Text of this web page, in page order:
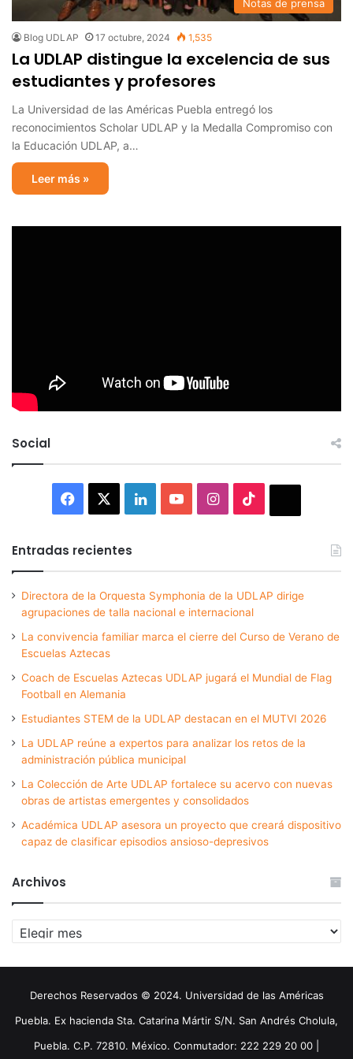
Notas de prensa
Blog UDLAP 17 octubre, 2024 1,535
La UDLAP distingue la excelencia de sus
estudiantes y profesores
La Universidad de las Américas Puebla entregó los
reconocimientos Scholar UDLAP y la Medalla Compromiso con
la Educación UDLAP, a…
Leer más »
Social
Facebook LinkedInYouTubeInstagram
Entradas recientes
Directora de la Orquesta Symphonia de la UDLAP dirige
agrupaciones de talla nacional e internacional
La convivencia familiar marca el cierre del Curso de Verano de
Escuelas Aztecas
Coach de Escuelas Aztecas UDLAP jugará el Mundial de Flag
Football en Alemania
Estudiantes STEM de la UDLAP destacan en el MUTVI 2026
La UDLAP reúne a expertos para analizar los retos de la
administración pública municipal
La Colección de Arte UDLAP fortalece su acervo con nuevas
obras de artistas emergentes y consolidados
Académica UDLAP asesora un proyecto que creará dispositivo
capaz de clasificar episodios ansioso-depresivos
Archivos
Archivos
Derechos Reservados © 2024. Universidad de las Américas
Puebla. Ex hacienda Sta. Catarina Mártir S/N. San Andrés Cholula,
Puebla. C.P. 72810. México. Conmutador: 222 229 20 00 |